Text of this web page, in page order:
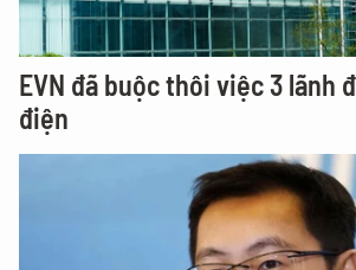
EVN đã buộc thôi việc 3 lãnh
điện